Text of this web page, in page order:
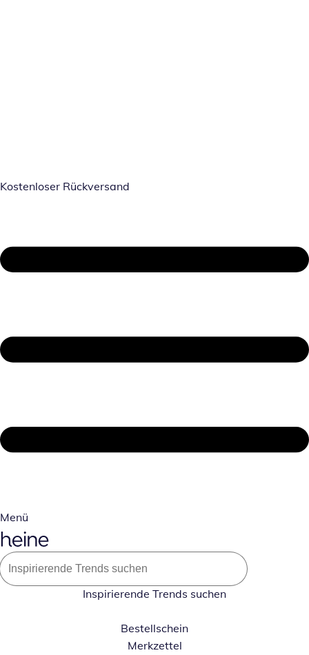
Kostenloser Rückversand
Menü
Inspirierende Trends suchen
Bestellschein
Merkzettel